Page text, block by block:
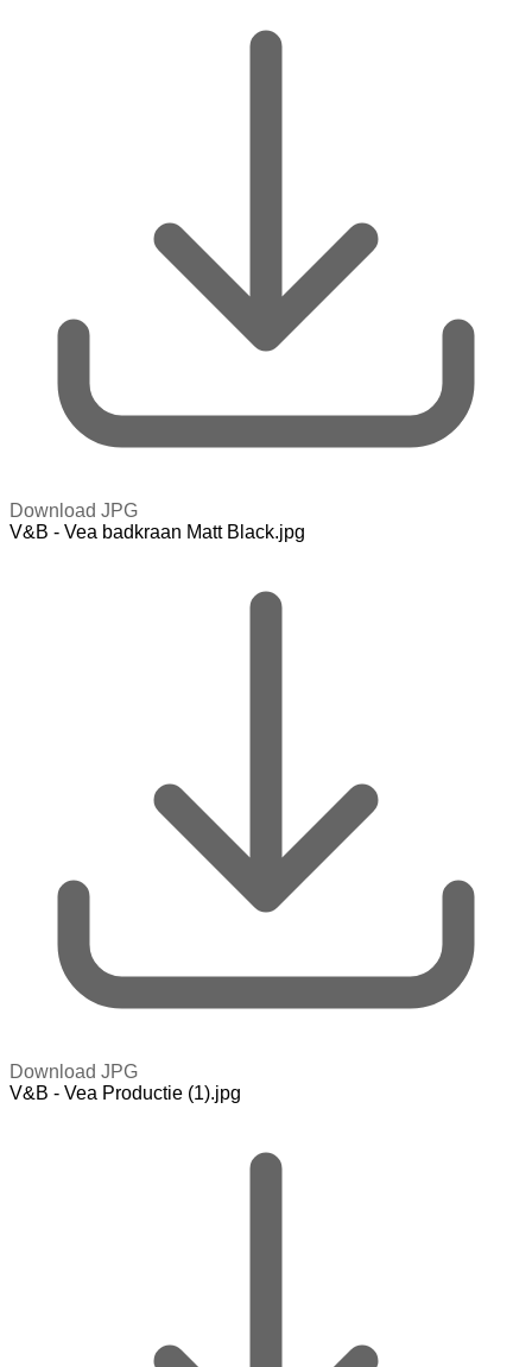
Download JPG
V&B - Vea badkraan Matt Black.jpg
Download JPG
V&B - Vea Productie (1).jpg